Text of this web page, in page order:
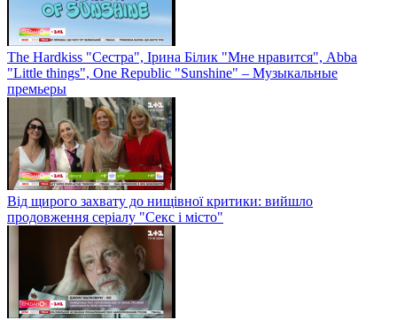
The Hardkiss "Сестра", Ірина Білик "Мне нравится", Abba
"Little things", One Republic "Sunshine" – Музыкальные
премьеры
Від щирого захвату до нищівної критики: вийшло
продовження серіалу "Секс і місто"